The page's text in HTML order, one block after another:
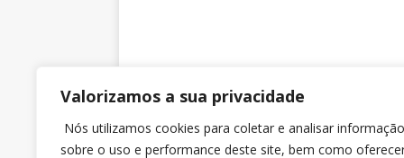
Valorizamos a sua privacidade
Nós utilizamos cookies para coletar e analisar informação
sobre o uso e performance deste site, bem como
SINTRAJUSC
Rua dos Ilhéus nº 118 Sobreloja – Sala 3 – Ed.